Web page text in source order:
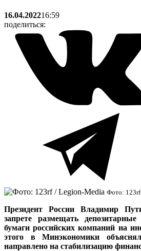
16.04.202216:59
поделиться:
Фото:
Президент России Владимир
запрете размещать
бумаги российских компаний на
этого в Минэкономики
направлено на стабилизацию